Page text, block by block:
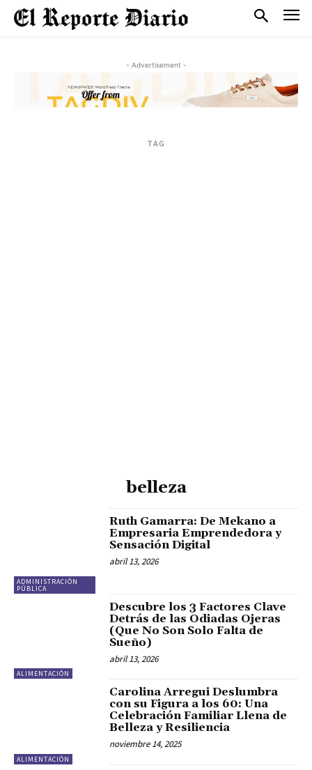
- Advertisement -
TAG
belleza
ADMINISTRACIÓN
PÚBLICA
Ruth Gamarra: De Mekano a
Empresaria Emprendedora y
Sensación Digital
abril 13, 2026
ALIMENTACIÓN
Descubre los 3 Factores Clave
Detrás de las Odiadas Ojeras
(Que No Son Solo Falta de
Sueño)
abril 13, 2026
ALIMENTACIÓN
Carolina Arregui Deslumbra
con su Figura a los 60: Una
Celebración Familiar Llena de
Belleza y Resiliencia
noviembre 14, 2025